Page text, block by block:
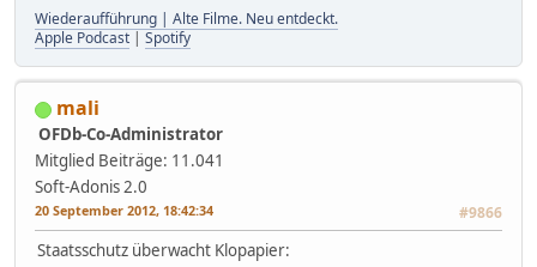
Wiederaufführung | Alte Filme. Neu entdeckt.
Apple Podcast | Spotify
mali
OFDb-Co-Administrator
Mitglied Beiträge: 11.041
Soft-Adonis 2.0
20 September 2012, 18:42:34 #9866
Staatsschutz überwacht Klopapier: